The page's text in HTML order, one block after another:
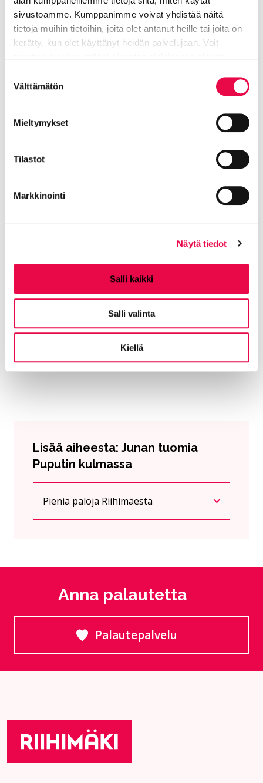
sivustoamme. Kumppanimme voivat yhdistää näitä
tietoja muihin tietoihin, joita olet antanut heille tai joita on
kerätty, kun olet käyttänyt heidän palvelujaan. Voit
valinta
Välttämätön
Mieltymykset
Tilastot
Markkinointi
Näytä tiedot
Salli kaikki
Salli valinta
Kiellä
Markku Turunen: Vettä kevyempää
Kirjailijoiden kokemuksia
Arvo Turtiainen
L. Onerva ja Eino Leino
Lisää aiheesta: Junan tuomia
Puputin kulmassa
Nykyinen sivu
Pieniä paloja Riihimäestä
Klikkaa käyttääksesi valikkoa
Anna palautetta
Palautepalvelu
Siirtyy ulkoiselle